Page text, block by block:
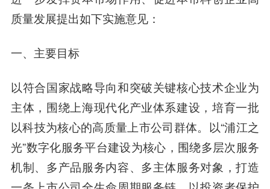
质量发展提出如下实施意见：
一、主要目标
以符合国家战略导向和突破关键核心技术企业为
主体，围绕上海现代化产业体系建设，培育一批
以科技为核心的高质量上市公司群体。以“浦江之
光”数字化服务平台建设为核心，围绕多层次服务
机制、多产品服务内容、多主体服务对象，打造